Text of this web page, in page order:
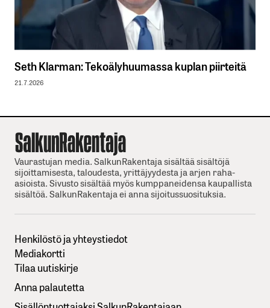
Seth Klarman: Tekoälyhuumassa kuplan piirteitä
21.7.2026
Vaurastujan media. SalkunRakentaja sisältää sisältöjä
sijoittamisesta, taloudesta, yrittäjyydesta ja arjen raha-
asioista. Sivusto sisältää myös kumppaneidensa kaupallista
sisältöä. SalkunRakentaja ei anna sijoitussuosituksia.
Henkilöstö ja yhteystiedot
Mediakortti
Tilaa uutiskirje
Anna palautetta